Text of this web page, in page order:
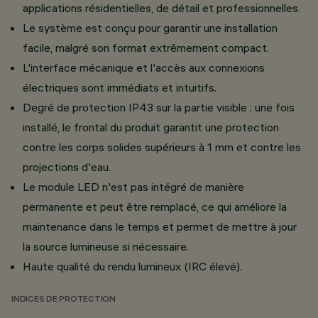
applications résidentielles, de détail et professionnelles.
Le système est conçu pour garantir une installation
facile, malgré son format extrêmement compact.
L'interface mécanique et l'accès aux connexions
électriques sont immédiats et intuitifs.
Degré de protection IP43 sur la partie visible : une fois
installé, le frontal du produit garantit une protection
contre les corps solides supérieurs à 1 mm et contre les
projections d'eau.
Le module LED n'est pas intégré de manière
permanente et peut être remplacé, ce qui améliore la
maintenance dans le temps et permet de mettre à jour
la source lumineuse si nécessaire.
Haute qualité du rendu lumineux (IRC élevé).
INDICES DE PROTECTION